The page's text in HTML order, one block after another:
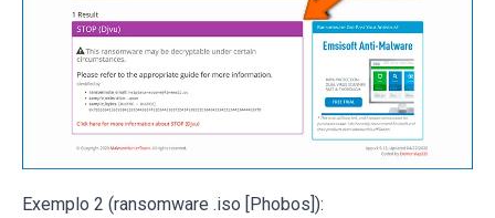
Exemplo 2 (ransomware .iso [Phobos]):